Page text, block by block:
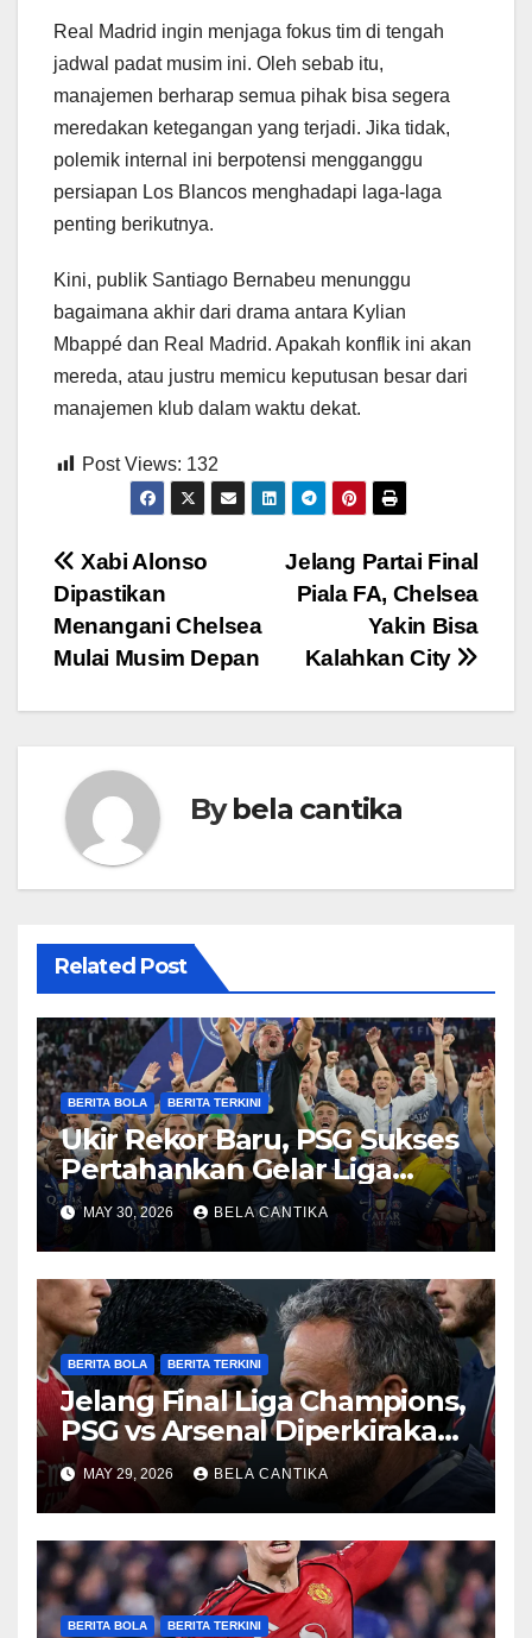
Real Madrid ingin menjaga fokus tim di tengah
jadwal padat musim ini. Oleh sebab itu,
manajemen berharap semua pihak bisa segera
meredakan ketegangan yang terjadi. Jika tidak,
polemik internal ini berpotensi mengganggu
persiapan Los Blancos menghadapi laga-laga
penting berikutnya.
Kini, publik Santiago Bernabeu menunggu
bagaimana akhir dari drama antara Kylian
Mbappé dan Real Madrid. Apakah konflik ini akan
mereda, atau justru memicu keputusan besar dari
manajemen klub dalam waktu dekat.
Post Views: 132
Post
navigation
Jelang Partai Final
Piala FA, Chelsea
Yakin Bisa
Kalahkan City
Xabi Alonso
Dipastikan
Menangani Chelsea
Mulai Musim Depan
Bybela cantika
Related Post
BERITA BOLA BERITA TERKINI
Ukir Rekor Baru, PSG Sukses
Pertahankan Gelar Liga
Champions
MAY 30, 2026 BELA CANTIKA
BERITA BOLA BERITA TERKINI
Jelang Final Liga Champions,
PSG vs Arsenal Diperkirakan
Sengit
MAY 29, 2026 BELA CANTIKA
BERITA BOLA BERITA TERKINI